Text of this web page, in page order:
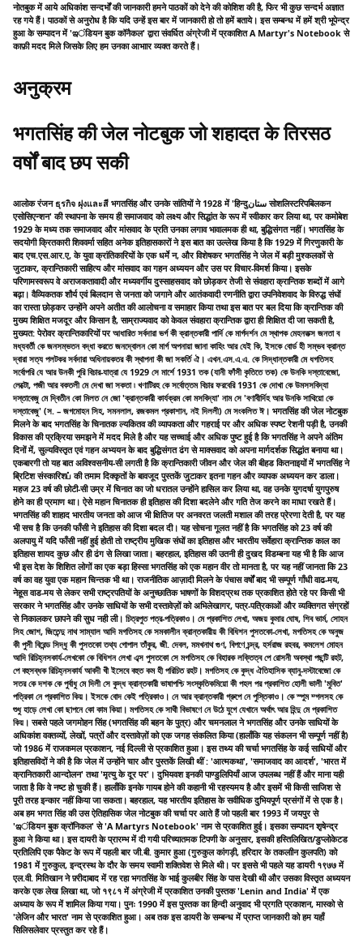
नोतबुक में आये अधिकांश सन्दर्भों की जानकारी हमने पाठकों को देने की कोशिश की है, फिर भी कुछ सन्दर्भ अज्ञात
रह गये हैं। पाठकों से अनुरोध है कि यदि उन्हें इस बार में जानकारी हो तो हमें बताये। इस सम्बन्ध में हमें श्री भूपेन्द्र
हुआ के सम्पादन में 'ఇंडियन बुक कॉनैकल' द्वारा संवर्धित अंग्रेजी में प्रकाशित A Martyr's Notebook से
काफ़ी मदद मिले जिसके लिए हम उनका आभाार व्यक्त करते हैं।
अनुक्रम
भगतसिंह की जेल नोटबुक जो शहादत के तिरसठ
वर्षों बाद छप सकी
आलोक रंजन ธุรกิจ ฝุงและสี भगतसिंह और उनके सांतियों ने 1928 में 'हिन्दुستان सोशलिस्टरिपबिलकन
एसोसिएन्शन' की स्थापना के समय ही समाजवाद को लक्ष्य और सिद्धांत के रूप में स्वीकार कर लिया था, पर कमोबेश
1929 के मध्य तक समाजवाद और मांसवाद के प्रति उनका लगाव भावालमक ही था, बुद्धिसंगत नहीं। भगतसिंह के
सदयोगी क्रितकारी शिववर्मा सहित अनेक इतिहासकारों ने इस बात का उल्लेख किया है कि 1929 में गिरणुकारी के
बाद एच.एस.आर.ए, के युवा क्रांतिकारियों के एक धर्मे न, और विशेषकर भगतसिंह ने जेल में बड़ी मुश्कलकों से
जुटाकर, क्रान्तिकारी साहित्य और मांसवाद का गहन अध्ययन और उस पर विचार-विमर्श किया। इसके
परिणामस्वरूप वे अराजकतावादी और मध्यवर्गीय दुस्साहसवाद को छोड़कर तेजी से संवहारा क्रान्तिक शब्दों में आगे
बढ़ा। वैव्यिकतक शौर्य एवं बिलदान से जनता को जगाने और आतंकवादी रणनीति द्वारा उपनिवेशवाद के विरुद्ध संघों
का रास्ता छोड़कर उन्होंने अपने अतीत की आलोचना व समाहार किया तथा इस बात पर बल दिया कि क्रान्तिक की
मुख्य शिक्षित मजदूर और किसान है, साम्राज्यवाद को केवल संवहारा क्रान्तिक द्वारा ही शिक्षित दी जा सकती है,
मुख्यत: पेरोवर क्रान्तिकारियों पर আধারিত সর্বদারা ভর্গ কী ক্রান্তকারী পার্দি কে মার্গদর্শন মে স্থাপক মেহনতক্স জনতা ব
মধ্যবর্তী কে জনসম্ভতন বদ্ধা করতে জনদ্বোলন কো মার্গ অপনায়া জানা কাহিং আর যেই কি, ইসকে বোর্ড হী সম্ভব ক্রান্ত
দ্বারা সত্য পলটকর সর্বদারা অধিনায়কতর কী স্থাপনা কী জা সকর্তি ঐ। এখন.এস.এ.এ. কে সিদ্ধান্তকারী মে ধগতিসহ
সর্বোপরি যে আর উনকী পুরি বিচার-যাত্রা যে 1929 সে মার্শে 1931 তক (যানী ফাঁসী কৃতিতে তক) কে উনকি দস্তাবেজো,
লেক্টো, পজী আর বকতলী মে দেখা জা সকতা ৷ খণাটিরহ কে সর্বোত্তম বিচার ফরবেরি 1931 কে দোখা কে উমসসবিদ্যা
দস্তাবেজু মে দ্বিতীন কো মিলত নে জো 'ক্রান্তকারী কার্যক্রম কো মসবিদ্যা' নাম সে 'বণাবীর্দিহ আর উনকি সাথিয়ো কে
দস্তাবেজু' (স. – জগমোহন সিহ, সমনলাল, রজকমল প্রকাশান, নই দিললী) মে সংকলিত ঈ। भगतसिंह की जेल नोटबुक
मिलने के बाद भगतसिंह के चिनातक ल्यकितव की व्यापकता और गहराई पर और अधिक स्पष्ट रेशनी पड़ी है, उनकी
विकास की प्रक्रिया समझने में मदद मिले है और यह सच्चाई और अधिक पुष्ट हुई है कि भगतसिंह ने अपने अंतिम
दिनों में, सुल्यविस्तृत एवं गहन अभ्ययन के बाद बुद्धिसंगत ढंग से माक्सवाद को अपना मार्गदर्शक सिद्धांत बनाया था।
एकबारगी तो यह बात अविश्वसनीय-सी लगती है कि क्रान्तिकारी जीवन और जेल की बीहड कितनाइयों में भगतसिंह ने
ब्रिटिश संस्कारिशப் की तमाम दिक्कृतों के बावजूद पुस्तकें जुटाकर इतना गहन और व्यापक अध्ययन कर डाला।
महज 23 वर्ष की छोटी-सी उम्र में चिनात का जो धरातल उन्होंने हासिल कर लिया था, वह उनके युगदर्षा युगपुरुष
होने का ही प्रमाण था। ऐसे महान चिनातक ही इतिहास की दिशा बदलेने और गति तेज करने का माधा रखते हैं।
भगतसिंह की शाहाद भारतीय जनता को आज भी क्षितिज पर अनवरत जलती मशाल की तरह प्रेरणा देती है, पर यह
भी सच है कि उनकी फाँसी ने इतिहास की दिशा बदल दी। यह सोचना गूलत नहीं है कि भगतसिंह को 23 वर्ष की
अलपायु में यदि फाँसी नहीं हुई होती तो राष्ट्रीय मुखिक संघों का इतिहास और भारतीय सर्वेहारा क्रान्तिक काल का
इतिहास शायद कुछ और ही ढंग से लिखा जाता। बहरहाल, इतिहास की उतनी ही दुखद विडम्बना यह भी है कि आज
भी इस देश के शिशित लोगों का एक बड़ा हिस्सा भगतसिंह को एक महान वीर तो मानता है, पर यह नहीं जानता कि 23
वर्ष का वह युवा एक महान चिन्तक भी था। राजनीतिक आज़ादी मिलने के पंचास वर्षों बाद भी सम्पूर्ण गाँधी वाढ-मय,
नेहूस वाड-मय से लेकर सभी राष्ट्रपतियों के अनुच्छातिक भाषणों के विशदप्रथ तक प्रकाशित होते रहे पर किसी भी
सरकार ने भगतसिंह और उनके साधियों के सभी दस्तावेज़ों को अभिलेखागर, पत्र-पत्रिकाओं और व्यक्तिगत संग्रहों
से निकालकर छापने की सुध नही ली। চিত্রপুত পত্র-পত্রিকাও। মে প্রকাশিত লেখা, অজয় কুমার ঘোষ, শিব ভার্ম, সোহন
সিহ জোশ, জিতেন্দু নাথ সাম্যাল আদি মগতিসহ কে সমকালীন ক্রান্তকারীয় কী বিধিশন পুসতকো-লেখা, মগতিসহ কে অনুজ
কী পুসী বিরেন্ড সিদ্ধু কী পুসতকো তথ্য গোপাল তাঁকুর, জী. দেবল, মমখনাথ গুণ, বিপণে চন্দ্র, হর্সরাজ রহবর, কমলেশ মোহন
আদি রিচিহ্নসকার্য-লেখকো কে বিধিশন লেখা এব্স পুসতকো সে মগতিসহ কে বিহারক লক্তিত্ব পে রোসনী অবস্থা পছন্টি রহট,
পে বহুসব্ধক রিচিহ্নসকার্য আবদী খী ইসেবে বহুত কম হী পরিচিত রহট। মগতিসহ কে কুদ্ধ ঐতিহাসিক ব্যানু-দস্টাবেজো কে
সতর কে দশক কে পুর্বাধু মে দিলী সে কুদ্ধ ক্রান্তকারী ভাষাপশ্চি সংস্কৃতিকমিয়ো কী পহল পর প্রকাশিত হোলী ভালী 'মুবিত'
পত্রিকা নে প্রকাশিত কিয়। ইসকে বোদ কেই পত্রিকাও। নে আর ক্রান্তকারী গ্রুপে নে পুস্তিকাও। কে স্পুম ম্গলসহ কে
শুধু হাড়ে লেখা কো ছাপনে কো কাম কিয়া। মগতিসহ কে সাথী বিভাষণে নে উঠে যুগে যেখানে অর্থাৎ আর হিন্দু মে প্রকাশিত
কিয়। सबसे पहले जगमोहन सिंह (भगतसिंह की बहन के पुत्र) और चमनलाल ने भगतसिंह और उनके साधियों के
अधिकांश वक्तव्यों, लेखों, पत्रों और दस्तावेज़ों को एक जगह संकलित किया (हालाँकि यह संकलन भी सम्पूर्ण नहीं है)
जो 1986 में राजकमल प्रकाशन, नई दिल्ली से प्रकाशित हुआ। इस तथ्य की चर्चा भगतसिंह के कई साधियों और
इतिहासविदों ने की है कि जेल में उन्होंने चार और पुस्तकें लिखी थीं : 'आत्मकथा', 'समाजवाद का आदर्श', 'भारत में
क्रानितकारी आन्दोलन' तथा 'मृत्यु के दूर पर'। दुभियवश इनकी पाण्डुलिपियाँ आज उपलब्ध नहीं हैं और माना यही
जाता है कि वे नष्ट हो चुकी हैं। हालाँकि इनके गायब होने की कहानी भी रहस्यमय है और इसमें भी किसी साजिश से
पूरी तरह इन्कार नहीं किया जा सकता। बहरहाल, यह भारतीय इतिहास के सवीधिक दुभियपूर्ण प्रसंगों में से एक है।
अब हम भगत सिंह की उस ऐतिहासिक जेल नोटबुक की चर्चा पर आते हैं जो पहली बार 1993 में जयपुर से
'ఇंडियन बुक क्रॉनिकल' से 'A Martyrs Notebook' नाम से प्रकाशित हुई। इसका सम्पादन शृषेन्द्र
हुआ ने किया था। इस दायरी के प्रारम्भ में दी गयी परिच्यातमक टिपणी के अनुसार, इसकी हस्तिलिखित/डुप्लोकेटड
प्रतिलिपि एक पैकेट के रूप में पहली बार जी.बी. कुमार हुआ (गुरुकुल कांगड़ी, हरिदार के तकलाीन कुलपति) को
1981 में गुरुकुल, इन्द्रस्थ के दौर के समय स्वामी शक्तिवेश से मिले थी। पर इससे भी पहले यह डायरी १९७७ में
एल.वी. मितिखान ने फ़्रीदाबाद में रह रहा भगतसिंह के भाई कुलबीर सिंह के पास देखी थी और उसका विस्तृत अध्ययन
करके एक लेख लिखा था, जो १९८१ में अंग्रेजी में प्रकाशित उनकी पुस्तक 'Lenin and India' में एक
अध्याय के रूप में शामिल किया गया। पुनः 1990 में इस पुस्तक का हिन्दी अनुवाद भी प्रगति प्रकाशन, मास्को से
'लेजिन और भारत' नाम से प्रकाशित हुआ। अब तक इस डायरी के सम्बन्ध में प्राप्त जानकारी को हम यहाँ
सिलिसलेवार प्रस्तुत कर रहे हैं।